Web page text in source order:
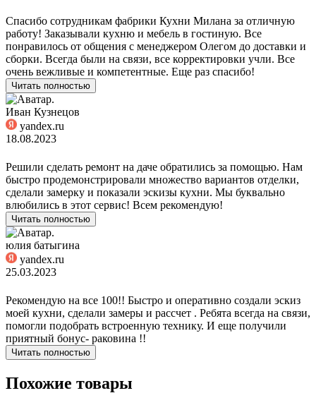
Спасибо сотрудникам фабрики Кухни Милана за отличную
работу! Заказывали кухню и мебель в гостиную. Все
понравилось от общения с менеджером Олегом до доставки и
сборки. Всегда были на связи, все корректировки учли. Все
очень вежливые и компетентные. Еще раз спасибо!
Читать полностью
Иван Кузнецов
yandex.ru
18.08.2023
Решили сделать ремонт на даче обратились за помощью. Нам
быстро продемонстрировали множество вариантов отделки,
сделали замерку и показали эскизы кухни. Мы буквально
влюбились в этот сервис! Всем рекомендую!
Читать полностью
юлия батыгина
yandex.ru
25.03.2023
Рекомендую на все 100!! Быстро и оперативно создали эскиз
моей кухни, сделали замеры и рассчет . Ребята всегда на связи,
помогли подобрать встроенную технику. И еще получили
приятный бонус- раковина !!
Читать полностью
Похожие товары